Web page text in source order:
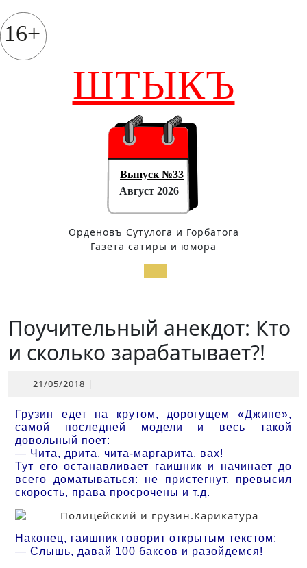
к
содержимому
16+
ШТЫКЪ
Выпуск №33
Август 2026
Орденовъ Сутулога и Горбатога
Газета сатиры и юмора
Открыть
Поучительный анекдот: Кто
и сколько зарабатывает?!
21/05/2018 21/05/2018
|
Грузин едет на крутом, дорогущем «Джипе»,
самой последней модели и весь такой
довольный поет:
— Чита, дрита, чита-маргарита, вах!
Тут его останавливает гаишник и начинает до
всего доматываться: не пристегнут, превысил
скорость, права просрочены и т.д.
Наконец, гаишник говорит открытым текстом:
— Слышь, давай 100 баксов и разойдемся!